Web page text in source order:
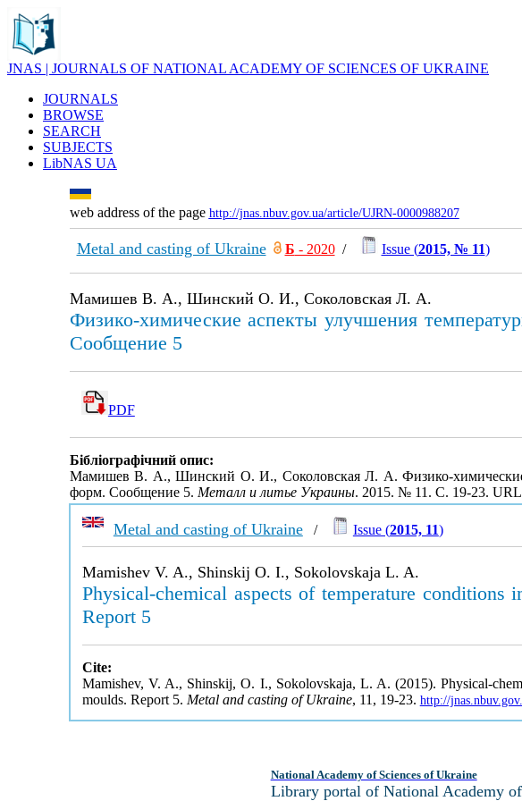
JNAS | JOURNALS OF NATIONAL ACADEMY OF SCIENCES OF UKRAINE
JOURNALS
BROWSE
SEARCH
SUBJECTS
LibNAS UA
web address of the page http://jnas.nbuv.gov.ua/article/UJRN-0000988207
Metal and casting of Ukraine Б - 2020/ Issue (2015, № 11)
Мамишев В. А., Шинский О. И., Соколовская Л. А.
Физико-химические аспекты улучшения
Сообщение 5
PDF
Бібліографічний опис:
Мамишев В. А., Шинский О. И., Соколовская Л. А. Физико-химические
форм. Сообщение 5. Металл и литье Украины. 2015. № 11. С. 19-23.
Metal and casting of Ukraine/ Issue (2015, 11)
Mamishev V. A., Shinskij O. I., Sokolovskaja L. A.
Physical-chemical aspects of temperature
Report 5
Cite:
Mamishev, V. A., Shinskij, O. I., Sokolovskaja, L. A. (2015). Physical-
moulds. Report 5. Metal and casting of Ukraine, 11, 19-23. http://
National Academy of Sciences of Ukraine
Library portal of National Academy